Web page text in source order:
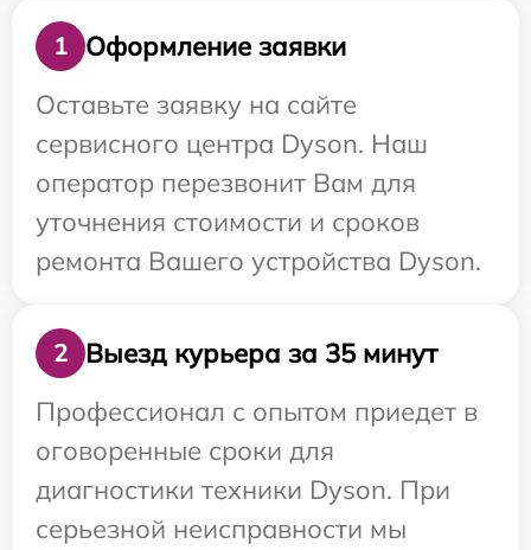
1
Оформление заявки
Оставьте заявку на сайте
сервисного центра Dyson. Наш
оператор перезвонит Вам для
уточнения стоимости и сроков
ремонта Вашего устройства Dyson.
2
Выезд курьера за 35 минут
Профессионал с опытом приедет в
оговоренные сроки для
диагностики техники Dyson. При
серьезной неисправности мы